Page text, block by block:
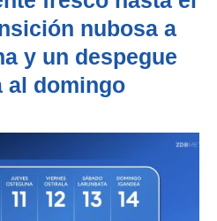
nubosa a
y un despegue
al domingo